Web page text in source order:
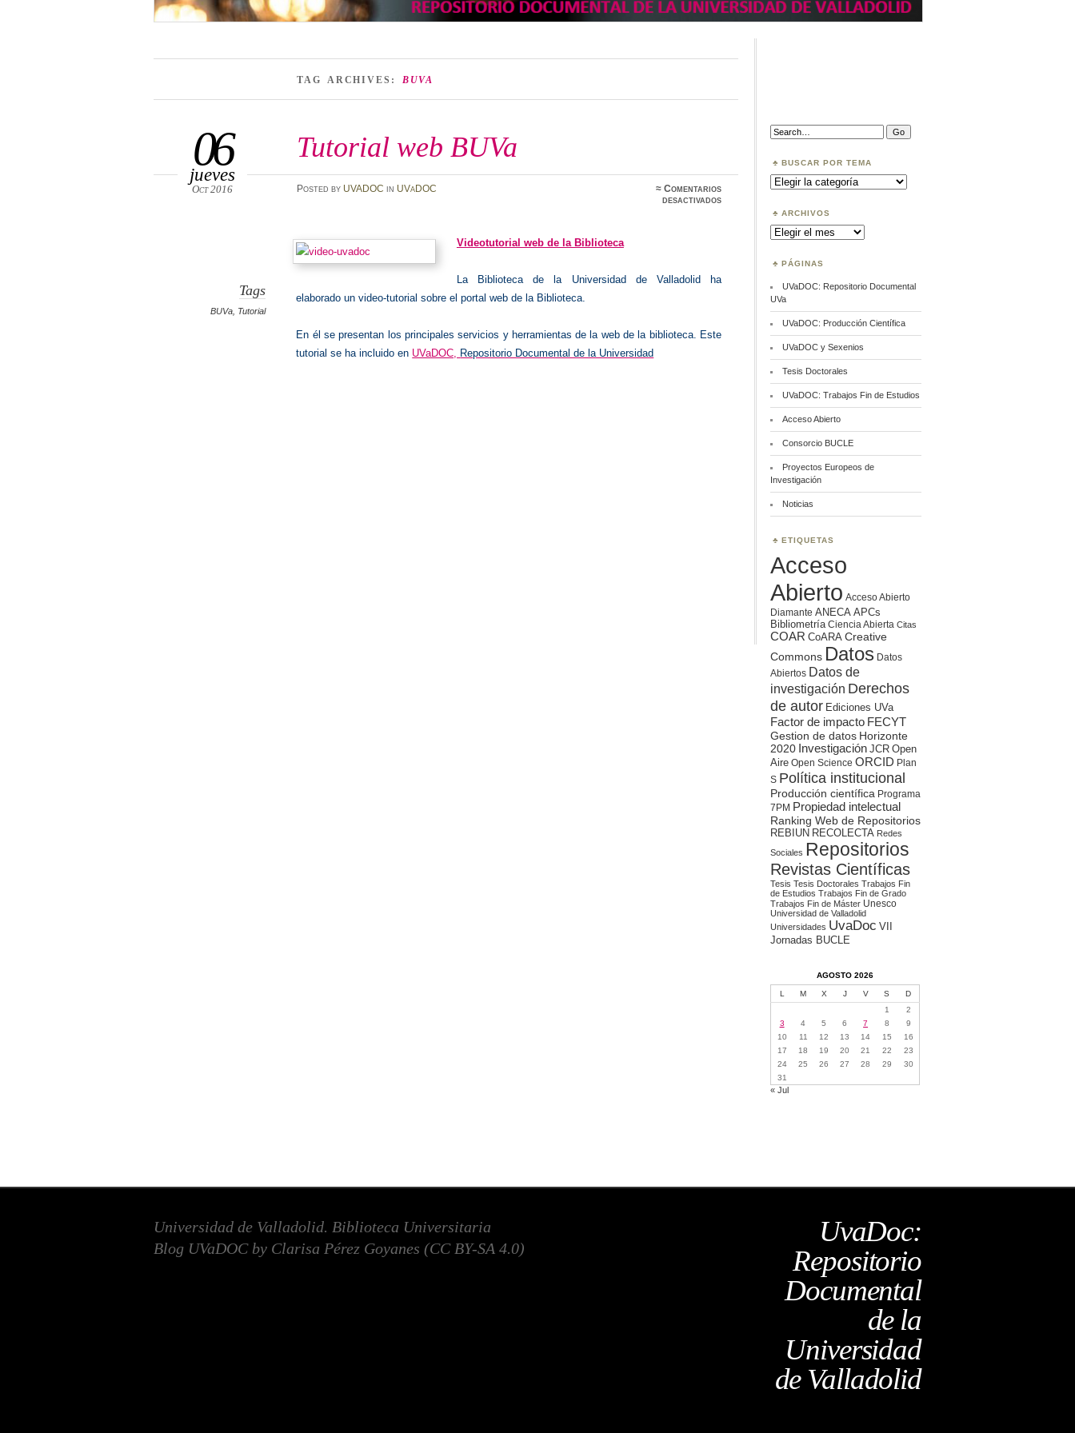
TAG ARCHIVES: BUVA
Tutorial web BUVa
06
jueves
Oct 2016 Posted by UVADOC in UVaDOC ≈Comentarios
desactivadosen
Tags
BUVa, Tutorial
Videotutorial web de la Biblioteca
La Biblioteca de la Universidad de Valladolid ha
elaborado un video-tutorial sobre el portal web de la Biblioteca.
En él se presentan los principales servicios y herramientas de la web de la biblioteca. Este
tutorial se ha incluido en UVaDOC, Repositorio Documental de la Universidad
Search:
BUSCAR POR TEMA
Buscar
por
ARCHIVOS
Archivos
PÁGINAS
UVaDOC: Repositorio Documental
UVa
UVaDOC: Producción Científica
UVaDOC y Sexenios
Tesis Doctorales
UVaDOC: Trabajos Fin de Estudios
Acceso Abierto
Consorcio BUCLE
Proyectos Europeos de
Investigación
Noticias
ETIQUETAS
Acceso
Abierto Acceso Abierto
Diamante ANECA APCs
Bibliometría Ciencia Abierta Citas
COAR CoARA Creative
Commons Datos Datos
Abiertos Datos de
investigación Derechos
de autor Ediciones UVa
Factor de impacto FECYT
Gestion de datos Horizonte
2020 Investigación JCR Open
Aire Open Science ORCID Plan
S Política institucional
Producción científica Programa
7PM Propiedad intelectual
Ranking Web de Repositorios
REBIUN RECOLECTA Redes
Sociales Repositorios
Revistas Científicas
Tesis Tesis Doctorales Trabajos Fin
de Estudios Trabajos Fin de Grado
Trabajos Fin de Máster Unesco
Universidad de Valladolid
Universidades UvaDoc VII
Jornadas BUCLE
AGOSTO 2026
L M X J V S
D
1
2
3
4 5 6 7 8
9
10
11 12 13 14 15
16
17
18 19 20 21 22
23
24
25 26 27 28 29
30
31
« Jul
UvaDoc:
Repositorio
Documental
de la
Universidad
de Valladolid
Universidad de Valladolid. Biblioteca Universitaria
Blog UVaDOC by Clarisa Pérez Goyanes (CC BY-SA 4.0)